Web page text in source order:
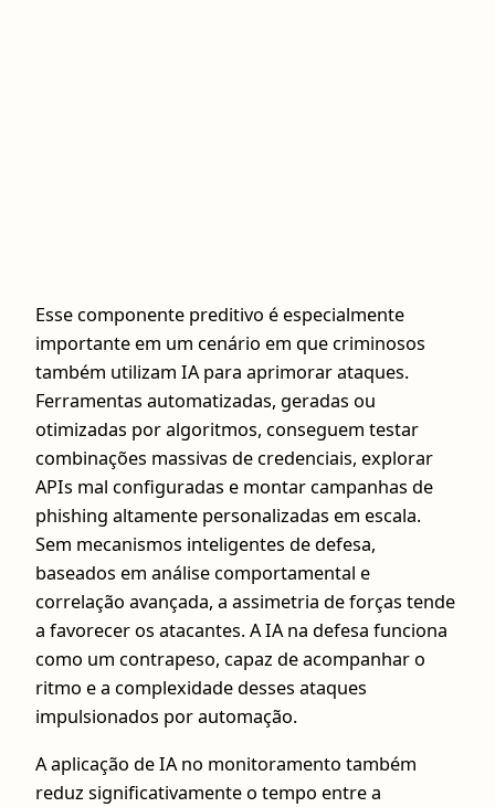
Esse componente preditivo é especialmente
importante em um cenário em que criminosos
também utilizam IA para aprimorar ataques.
Ferramentas automatizadas, geradas ou
otimizadas por algoritmos, conseguem testar
combinações massivas de credenciais, explorar
APIs mal configuradas e montar campanhas de
phishing altamente personalizadas em escala.
Sem mecanismos inteligentes de defesa,
baseados em análise comportamental e
correlação avançada, a assimetria de forças tende
a favorecer os atacantes. A IA na defesa funciona
como um contrapeso, capaz de acompanhar o
ritmo e a complexidade desses ataques
impulsionados por automação.
A aplicação de IA no monitoramento também
reduz significativamente o tempo entre a